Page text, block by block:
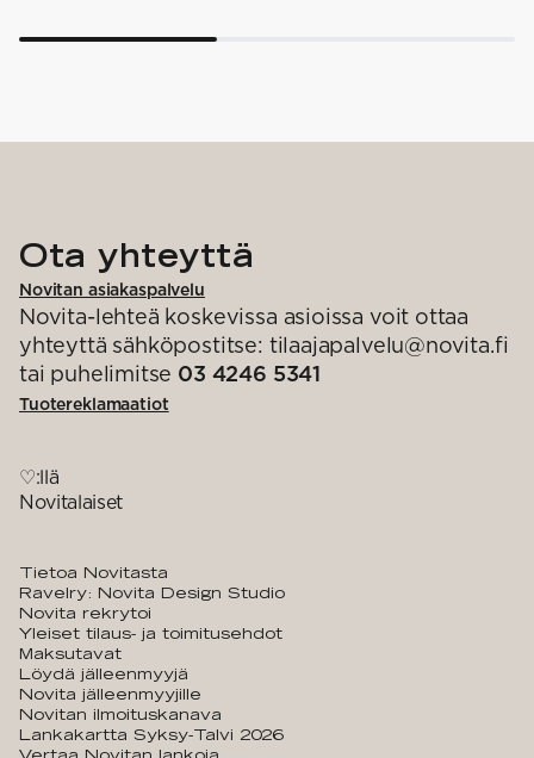
Ota yhteyttä
Novitan asiakaspalvelu
Novita-lehteä koskevissa asioissa voit ottaa
yhteyttä sähköpostitse: tilaajapalvelu@novita.fi
tai puhelimitse 03 4246 5341
Tuotereklamaatiot
♡:llä
Novitalaiset
Tietoa Novitasta
Ravelry: Novita Design Studio
Novita rekrytoi
Yleiset tilaus- ja toimitusehdot
Maksutavat
Löydä jälleenmyyjä
Novita jälleenmyyjille
Novitan ilmoituskanava
Lankakartta Syksy-Talvi 2026